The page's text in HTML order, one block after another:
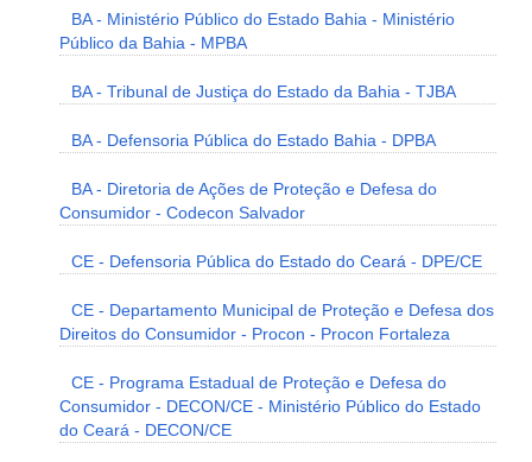
BA - Ministério Público do Estado Bahia - Ministério
Público da Bahia - MPBA
BA - Tribunal de Justiça do Estado da Bahia - TJBA
BA - Defensoria Pública do Estado Bahia - DPBA
BA - Diretoria de Ações de Proteção e Defesa do
Consumidor - Codecon Salvador
CE - Defensoria Pública do Estado do Ceará - DPE/CE
CE - Departamento Municipal de Proteção e Defesa dos
Direitos do Consumidor - Procon - Procon Fortaleza
CE - Programa Estadual de Proteção e Defesa do
Consumidor - DECON/CE - Ministério Público do Estado
do Ceará - DECON/CE